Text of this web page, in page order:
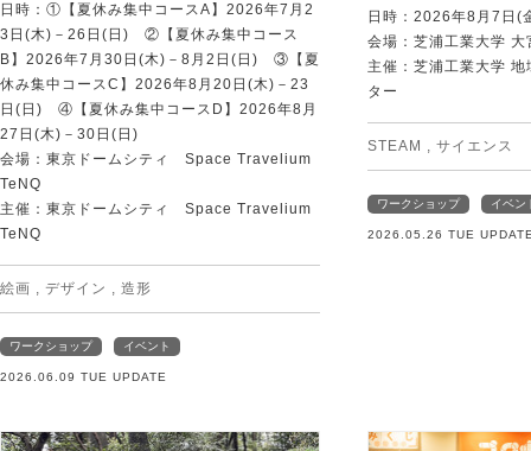
日時：①【夏休み集中コースA】2026年7月2
3日(木)－26日(日) ②【夏休み集中コース
B】2026年7月30日(木)－8月2日(日) ③【夏
休み集中コースC】2026年8月20日(木)－23
日(日) ④【夏休み集中コースD】2026年8月
27日(木)－30日(日)
会場：東京ドームシティ Space Travelium
TeNQ
主催：東京ドームシティ Space Travelium
TeNQ
絵画 , デザイン , 造形
ワークショップ イベント
2026.06.09 TUE UPDATE
日時：2026年8月7日(
会場：芝浦工業大学 大
主催：芝浦工業大学
ター
STEAM , サイエンス
ワークショップ イベン
2026.05.26 TUE